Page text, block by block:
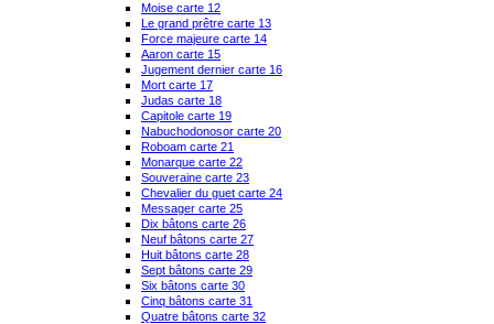
Moise carte 12
Le grand prêtre carte 13
Force majeure carte 14
Aaron carte 15
Jugement dernier carte 16
Mort carte 17
Judas carte 18
Capitole carte 19
Nabuchodonosor carte 20
Roboam carte 21
Monarque carte 22
Souveraine carte 23
Chevalier du guet carte 24
Messager carte 25
Dix bâtons carte 26
Neuf bâtons carte 27
Huit bâtons carte 28
Sept bâtons carte 29
Six bâtons carte 30
Cinq bâtons carte 31
Quatre bâtons carte 32